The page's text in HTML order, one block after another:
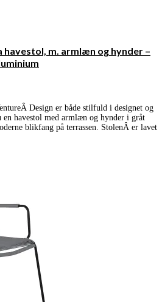
havestol, m. armlæn og hynder –
Design er både stilfuld i designet og
havestol med armlæn og hynder i gråt
blikfang på terrassen. StolenÂ er lavet